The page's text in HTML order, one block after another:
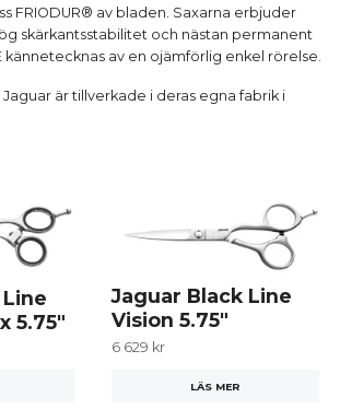
FRIODUR® av bladen. Saxarna erbjuder
skärkantsstabilitet och nästan permanent
kännetecknas av en ojämförlig enkel rörelse.
Jaguar är tillverkade i deras egna fabrik i
5.75"
Jaguar Black Line
Vision 5.75"
6 629 kr
LÄS MER